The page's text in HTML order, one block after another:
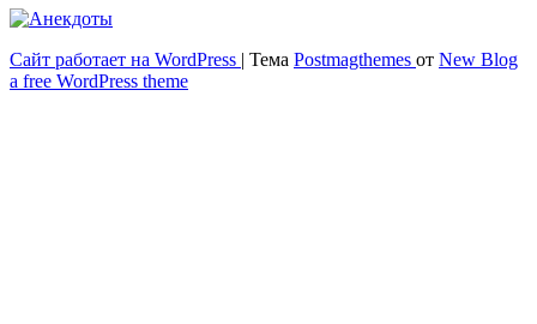
Весёлый и здоровый образ жизни
Сайт работает на WordPress | Тема Postmagthemes от New Blog
a free WordPress theme